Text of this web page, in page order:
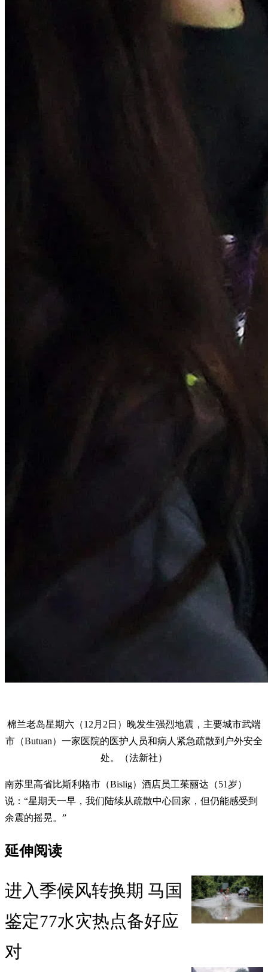
棉兰老岛星期六（12月2日）晚发生强烈地震，主要城市武端
市（Butuan）一家医院的医护人员和病人紧急疏散到户外安全
处。（法新社）
南苏里高省比斯利格市（Bislig）酒店员工茱丽达（51岁）
说：“星期天一早，我们陆续从疏散中心回家，但仍能感受到
余震的摇晃。”
延伸阅读
进入季候风转换期 马国
鉴定77水灾热点备好应
对